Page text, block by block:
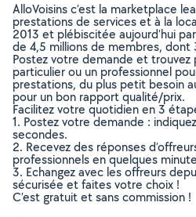
AlloVoisins c’est la marketplace
prestations de services et à la
2013 et plébiscitée aujourd’hui
de 4,5 millions de membres,
Postez votre demande et trouvez
particulier ou un professionnel
prestations, du plus petit besoin
pour un bon rapport qualité/prix.
Facilitez votre quotidien en 3
1. Postez votre demande :
secondes.
2. Recevez des réponses
professionnels en quelques
3. Echangez avec les offreurs
sécurisée et faites votre choix !
C’est gratuit et sans commission !